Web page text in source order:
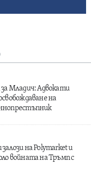
Младич: Адвокати
на
на Polymarket и
войната на Тръмп с